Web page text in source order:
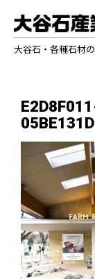
大谷石・各種石材